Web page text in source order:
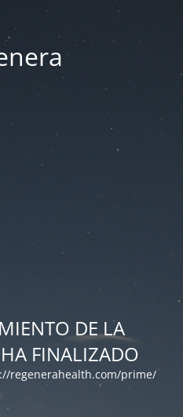
DE LA
FINALIZADO
regenerahealth.com/prime/